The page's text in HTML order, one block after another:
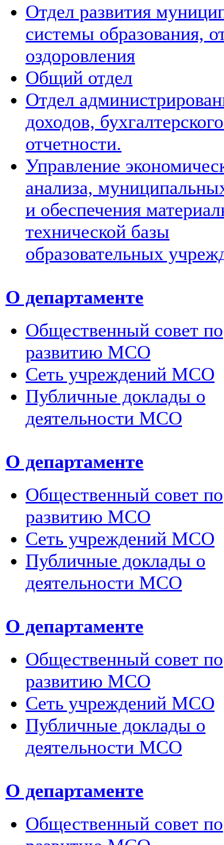
Отдел развития
системы образования,
оздоровления
Общий отдел
Отдел
доходов,
отчетности.
Управление
анализа,
и обеспечения
технической базы
образовательных
О департаменте
Общественный совет по
развитию МСО
Сеть учреждений МСО
Публичные доклады о
деятельности МСО
О департаменте
Общественный совет по
развитию МСО
Сеть учреждений МСО
Публичные доклады о
деятельности МСО
О департаменте
Общественный совет по
развитию МСО
Сеть учреждений МСО
Публичные доклады о
деятельности МСО
О департаменте
Общественный совет по